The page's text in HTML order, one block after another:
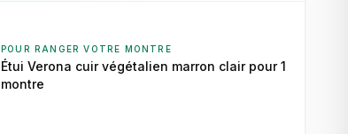
POUR RANGER VOTRE MONTRE
Étui Verona cuir végétalien marron clair pour 1
montre